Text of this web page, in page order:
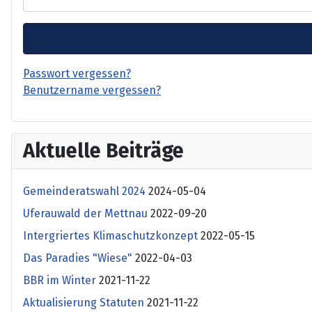
Passwort vergessen?
Benutzername vergessen?
Aktuelle Beiträge
Gemeinderatswahl 2024 2024-05-04
Uferauwald der Mettnau 2022-09-20
Intergriertes Klimaschutzkonzept 2022-05-15
Das Paradies "Wiese" 2022-04-03
BBR im Winter 2021-11-22
Aktualisierung Statuten 2021-11-22